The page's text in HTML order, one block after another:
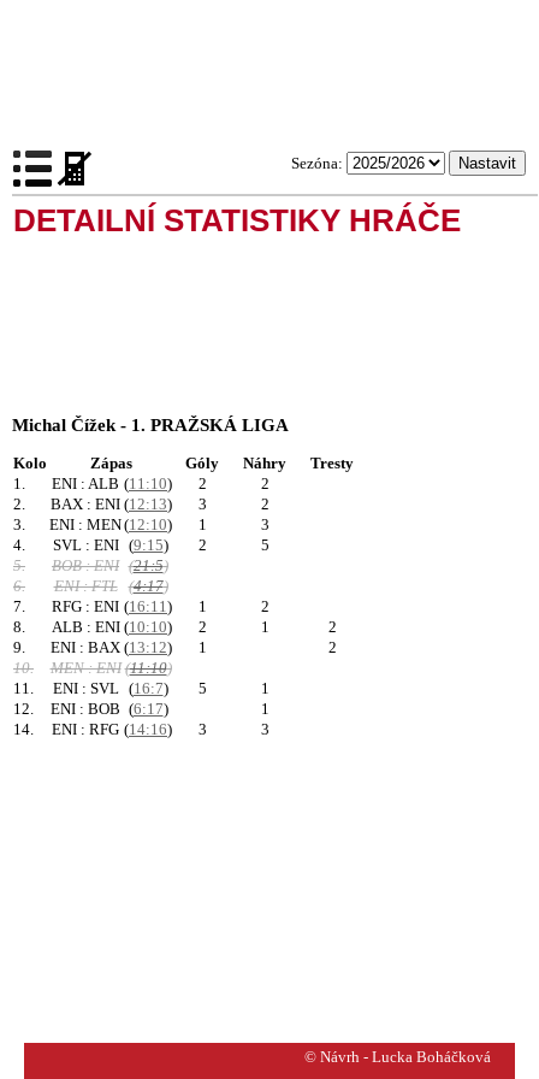
Sezóna:
DETAILNÍ STATISTIKY HRÁČE
Michal Čížek - 1. PRAŽSKÁ LIGA
Kolo Zápas Góly Náhry
Tresty
1.
ENI : ALB (11:10) 2
2
2.
BAX : ENI (12:13) 3
2
3.
ENI : MEN(12:10) 1
3
4.
SVL : ENI (9:15) 2
5
5.
BOB : ENI (21:5)
6.
ENI : FTL (4:17)
7.
RFG : ENI (16:11) 1
2
8.
ALB : ENI (10:10) 2 1
2
9.
ENI : BAX (13:12) 1
2
10.
MEN : ENI (11:10)
11.
ENI : SVL (16:7) 5
1
12.
ENI : BOB (6:17)
1
14.
ENI : RFG (14:16) 3 3
© Návrh - Lucka Boháčková